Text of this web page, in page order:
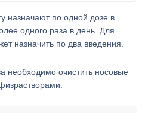
назначают по одной дозе в
одного раза в день. Для
назначить по два введения.
необходимо очистить носовые